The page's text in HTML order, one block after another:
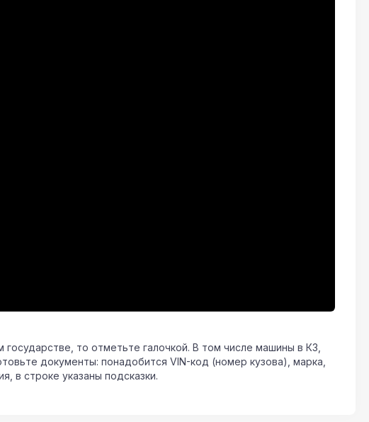
то отметьте галочкой. В том числе машины в КЗ,
документы: понадобится VIN-код (номер кузова), марка,
в строке указаны подсказки.